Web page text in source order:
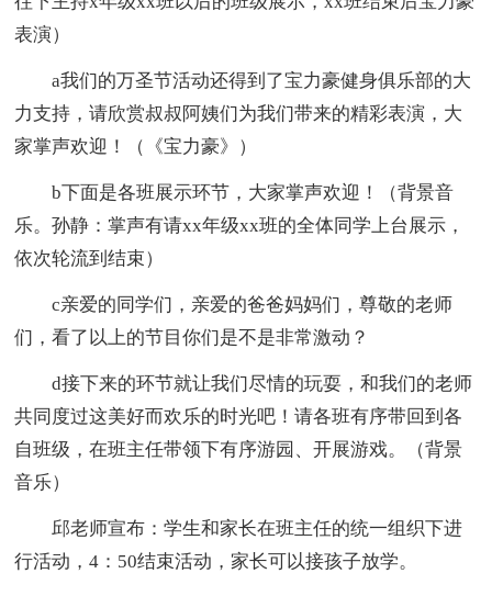
表演）
a我们的万圣节活动还得到了宝力豪健身俱乐部的大
力支持，请欣赏叔叔阿姨们为我们带来的精彩表演，大
家掌声欢迎！（《宝力豪》）
b下面是各班展示环节，大家掌声欢迎！（背景音
乐。孙静：掌声有请xx年级xx班的全体同学上台展示，
依次轮流到结束）
c亲爱的同学们，亲爱的爸爸妈妈们，尊敬的老师
们，看了以上的节目你们是不是非常激动？
d接下来的环节就让我们尽情的玩耍，和我们的老师
共同度过这美好而欢乐的时光吧！请各班有序带回到各
自班级，在班主任带领下有序游园、开展游戏。（背景
音乐）
邱老师宣布：学生和家长在班主任的统一组织下进
行活动，4：50结束活动，家长可以接孩子放学。